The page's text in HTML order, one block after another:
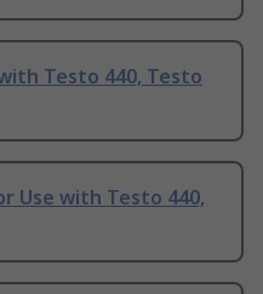
Testo 440, Testo
Use with Testo 440,